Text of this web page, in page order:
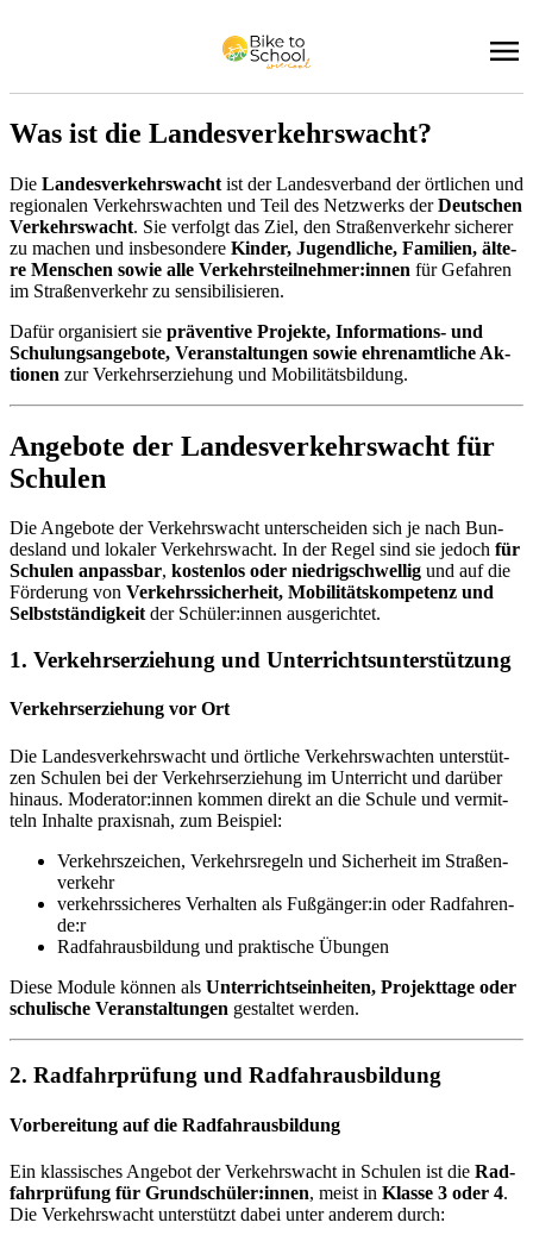
Was ist die Lan­des­ver­kehrs­wacht?
Die Lan­des­ver­kehrs­wacht ist der Lan­des­ver­band der ört­li­chen und
re­gio­na­len Ver­kehrs­wach­ten und Teil des Netz­werks derDeut­schen
Ver­kehrs­wacht. Sie ver­folgt das Ziel, den Stra­ßen­ver­kehr si­che­rer
zu ma­chen und ins­be­son­de­re Kin­der, Ju­gend­li­che, Fa­mi­li­en, äl­te­
re Men­schen so­wie alle Ver­kehrs­teil­neh­mer:in­nen für Ge­fah­ren
im Stra­ßen­ver­kehr zu sen­si­bi­li­sie­ren.
Da­für or­ga­ni­siert sie prä­ven­ti­ve Pro­jek­te, In­for­ma­ti­ons- und
Schu­lungs­an­ge­bo­te, Ver­an­stal­tun­gen so­wie eh­ren­amt­li­che Ak­
tio­nen zur Ver­kehrs­er­zie­hung und Mo­bi­li­täts­bil­dung.
An­ge­bo­te der Lan­des­ver­kehrs­wacht für
Schu­len
Die An­ge­bo­te der Ver­kehrs­wacht un­ter­schei­den sich je nach Bun­
des­land und lo­ka­ler Ver­kehrs­wacht. In der Re­gel sind sie je­doch für
Schu­len an­pass­bar, kos­ten­los oder nied­rig­schwel­lig und auf die
För­de­rung von Ver­kehrs­si­cher­heit, Mo­bi­li­täts­kom­pe­tenz und
Selbst­stän­dig­keitder Schü­ler:in­nen aus­ge­rich­tet.
1. Ver­kehrs­er­zie­hung und Un­ter­richts­un­ter­stüt­zung
Ver­kehrs­er­zie­hung vor Ort
Die Lan­des­ver­kehrs­wacht und ört­li­che Ver­kehrs­wach­ten un­ter­stüt­
zen Schu­len bei der Ver­kehrs­er­zie­hung im Un­ter­richt und dar­über
hin­aus. Mo­de­ra­tor:in­nen kom­men di­rekt an die Schu­le und ver­mit­
teln In­hal­te pra­xis­nah, zum Bei­spiel:
Ver­kehrs­zei­chen, Ver­kehrs­re­geln und Si­cher­heit im Stra­ßen­
ver­kehr
ver­kehrs­si­che­res Ver­hal­ten als Fuß­gän­ger:in oder Rad­fah­ren­
de:r
Rad­fahr­aus­bil­dung und prak­ti­sche Übun­gen
Die­se Mo­du­le kön­nen als Un­ter­richts­ein­hei­ten, Pro­jekt­ta­ge oder
schu­li­sche Ver­an­stal­tun­gen ge­stal­tet wer­den.
2. Rad­fahr­prü­fung und Rad­fahr­aus­bil­dung
Vor­be­rei­tung auf die Rad­fahr­aus­bil­dung
Ein klas­si­sches An­ge­bot der Ver­kehrs­wacht in Schu­len ist die Rad­
fahr­prü­fung für Grund­schü­ler:in­nen, meist in Klas­se 3 oder 4.
Die Ver­kehrs­wacht un­ter­stützt da­bei un­ter an­de­rem durch: